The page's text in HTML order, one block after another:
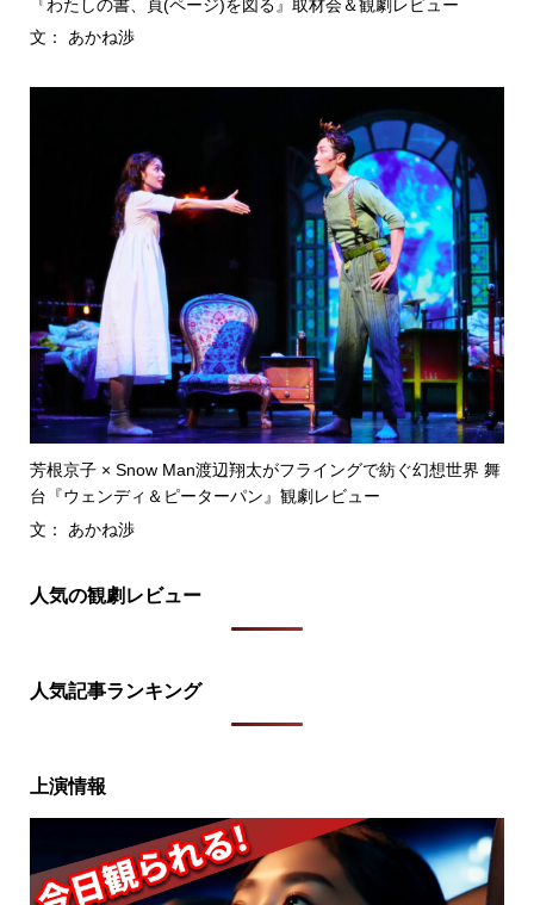
『わたしの書、頁(ページ)を図る』取材会＆観劇レビュー
文： あかね渉
芳根京子 × Snow Man渡辺翔太がフライングで紡ぐ幻想世界 舞
台『ウェンディ＆ピーターパン』観劇レビュー
文： あかね渉
人気の観劇レビュー
人気記事ランキング
上演情報